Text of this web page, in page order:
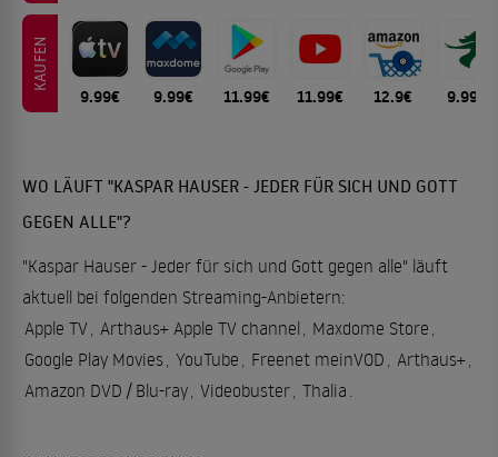
KAUFEN
9.99€ 9.99€ 11.99€ 11.99€ 12.9€ 9.99€
WO LÄUFT "KASPAR HAUSER - JEDER FÜR SICH UND GOTT
GEGEN ALLE"?
"Kaspar Hauser - Jeder für sich und Gott gegen alle" läuft
aktuell bei folgenden Streaming-Anbietern:
Apple TV Arthaus+ Apple TV channel Maxdome Store
Google Play Movies YouTube Freenet meinVOD Arthaus+
Amazon DVD / Blu-ray Videobuster Thalia